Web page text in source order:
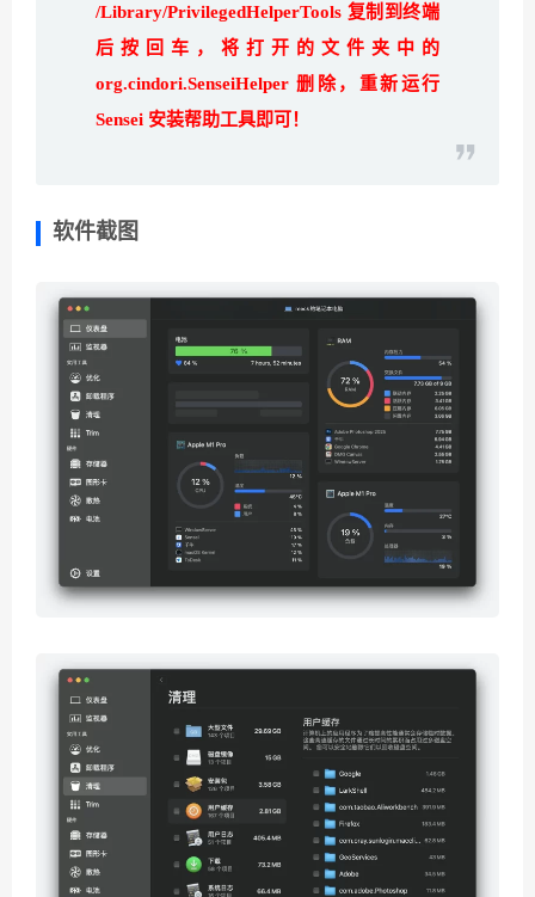
/Library/PrivilegedHelperTools 复制到终端
后按
回车，将打开的文件夹中的
org.cindori.SenseiHelper 删除，重新运行
Sensei 安装帮助工具即可！
软件截图